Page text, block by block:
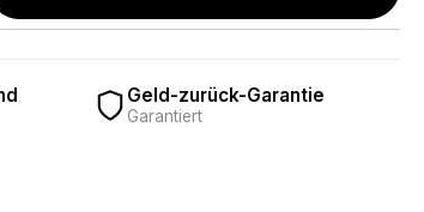
Geld-zurück-Garantie
Garantiert